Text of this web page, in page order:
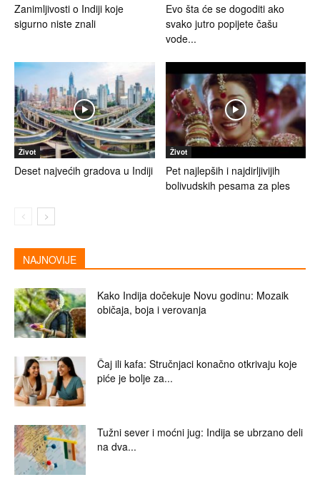
Zanimljivosti o Indiji koje
sigurno niste znali
Evo šta će se dogoditi ako
svako jutro popijete čašu
vode...
Život
Deset najvećih gradova u Indiji
Život
Pet najlepših i najdirljivijih
bolivudskih pesama za ples
NAJNOVIJE
Kako Indija dočekuje Novu godinu: Mozaik
običaja, boja i verovanja
Čaj ili kafa: Stručnjaci konačno otkrivaju koje
piće je bolje za...
Tužni sever i moćni jug: Indija se ubrzano deli
na dva...